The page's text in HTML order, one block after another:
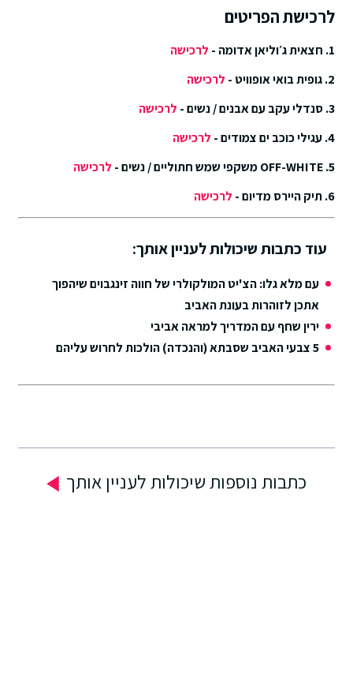
לרכישת הפריטים
1. חצאית ג׳וליאן אדומה -
לרכישה
2. גופית בואי אופוויט -
לרכישה
3. סנדלי עקב עם אבנים / נשים -
לרכישה
4. עגילי כוכב ים צמודים -
לרכישה
5. OFF-WHITE משקפי שמש חתוליים / נשים -
לרכישה
6. תיק היירס מדיום -
לרכישה
עוד כתבות שיכולות לעניין אותך:
עם מלא גלו: הצ'יט המולקולרי של חווה זינגבוים שיהפוך
אתכן לזוהרות בעונת האביב
ירין שחף עם המדריך למראה אביבי
5 צבעי האביב שסבתא (והנכדה) הולכות לחרוש עליהם
כתבות נוספות שיכולות לעניין אותך